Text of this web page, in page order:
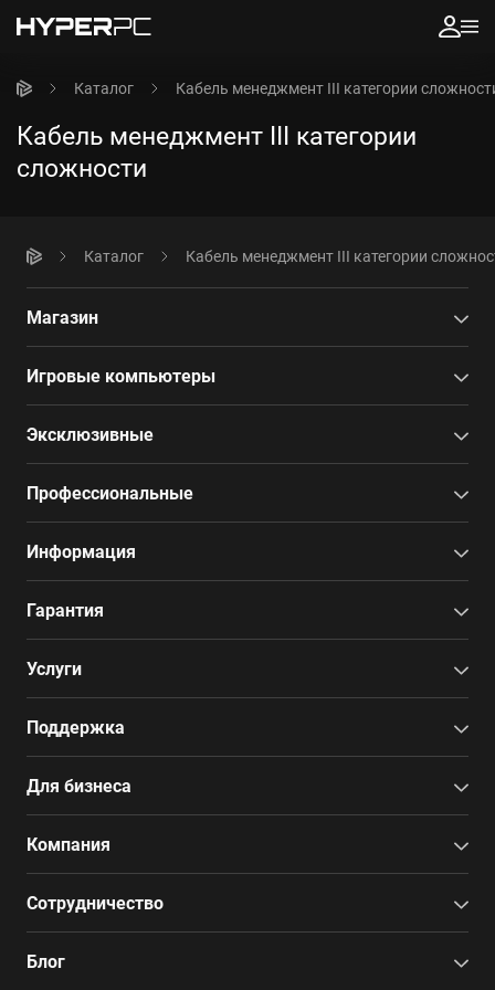
Каталог Кабель менеджмент III категории
Кабель менеджмент III категории
сложности
Каталог Кабель менеджмент III категории
Магазин
Игровые компьютеры
Эксклюзивные
Профессиональные
Информация
Гарантия
Услуги
Поддержка
Для бизнеса
Компания
Сотрудничество
Блог